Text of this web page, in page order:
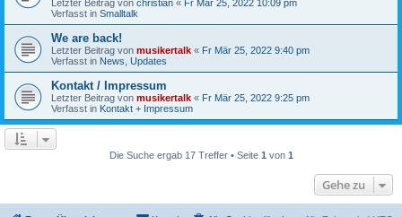
Letzter Beitrag von christian « Fr Mär 25, 2022 10:09 pm
Verfasst in Smalltalk
We are back!
Letzter Beitrag von musikertalk « Fr Mär 25, 2022 9:40 pm
Verfasst in News, Updates
Kontakt / Impressum
Letzter Beitrag von musikertalk « Fr Mär 25, 2022 9:25 pm
Verfasst in Kontakt + Impressum
Die Suche ergab 17 Treffer • Seite 1 von 1
Gehe zu